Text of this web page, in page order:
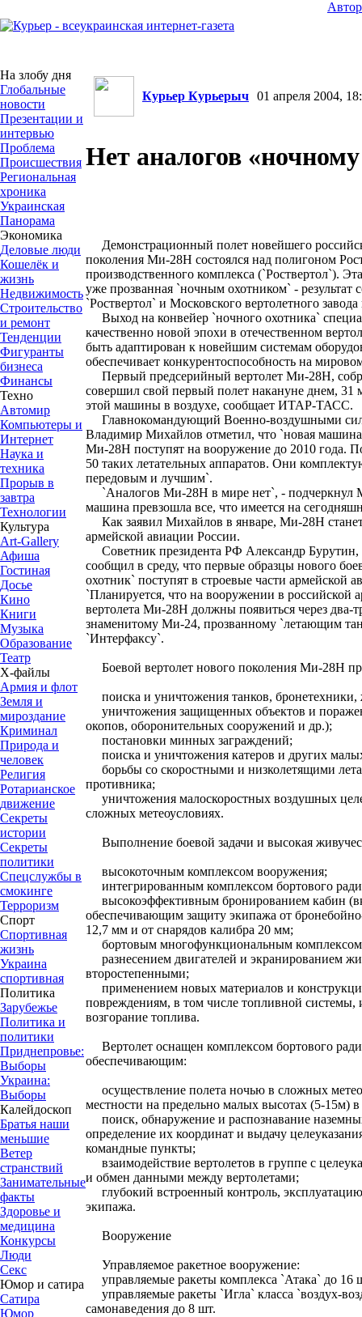
На злобу дня
Глобальные
новости
Презентации и
интервью
Проблема
Происшествия
Региональная
хроника
Украинская
Панорама
Экономика
Деловые люди
Кошелёк и
жизнь
Недвижимость
Строительство
и ремонт
Тенденции
Фигуранты
бизнеса
Финансы
Техно
Автомир
Компьютеры и
Интернет
Наука и
техника
Прорыв в
завтра
Технологии
Культура
Art-Gallery
Афиша
Гостиная
Досье
Кино
Книги
Музыка
Образование
Театр
Х-файлы
Армия и флот
Земля и
мироздание
Криминал
Природа и
человек
Религия
Ротарианское
движение
Секреты
истории
Секреты
политики
Спецслужбы в
смокинге
Терроризм
Спорт
Спортивная
жизнь
Украина
спортивная
Политика
Зарубежье
Политика и
политики
Приднепровье:
Выборы
Украина:
Выборы
Калейдоскоп
Братья наши
меньшие
Ветер
странствий
Занимательные
факты
Здоровье и
медицина
Конкурсы
Люди
Секс
Юмор и сатира
Сатира
Юмор
Курьер Курьерыч 01 апреля 2004,
Нет аналогов
Демонстрационный полет новейшего
поколения Ми-28Н состоялся над полигоном
производственного комплекса (`Роствертол`).
уже прозванная `ночным охотником` - результат
`Роствертол` и Московского вертолетного
Выход на конвейер `ночного охотника`
качественно новой эпохи в отечественном
быть адаптирован к новейшим системам
обеспечивает конкурентоспособность на
Первый предсерийный вертолет Ми-28Н,
совершил свой первый полет накануне днем, 31
этой машины в воздухе, сообщает ИТАР-ТАСС.
Главнокомандующий Военно-воздушными
Владимир Михайлов отметил, что `новая машина
Ми-28Н поступят на вооружение до 2010 года.
50 таких летательных аппаратов. Они
передовым и лучшим`.
`Аналогов Ми-28Н в мире нет`, - подчеркнул
машина превзошла все, что имеется на
Как заявил Михайлов в январе, Ми-28Н
армейской авиации России.
Советник президента РФ Александр
сообщил в среду, что первые образцы нового
охотник` поступят в строевые части армейской
`Планируется, что на вооружении в российской
вертолета Ми-28Н должны появиться через два-
знаменитому Ми-24, прозванному `летающим
`Интерфаксу`.
Боевой вертолет нового поколения Ми-28Н
поиска и уничтожения танков,
уничтожения защищенных объектов и
окопов, оборонительных сооружений и др.);
постановки минных заграждений;
поиска и уничтожения катеров и других
борьбы со скоростными и низколетящими
противника;
уничтожения малоскоростных воздушных
сложных метеоусловиях.
Выполнение боевой задачи и высокая
высокоточным комплексом вооружения;
интегрированным комплексом бортового
высокоэффективным бронированием кабин
обеспечивающим защиту экипажа от
12,7 мм и от снарядов калибра 20 мм;
бортовым многофункциональным комплексом
разнесением двигателей и экранированием
второстепенными;
применением новых материалов и
повреждениям, в том числе топливной
возгорание топлива.
Вертолет оснащен комплексом бортового
обеспечивающим:
осуществление полета ночью в сложных
местности на предельно малых высотах (5-15м)
поиск, обнаружение и распознавание
определение их координат и выдачу
командные пункты;
взаимодействие вертолетов в группе с
и обмен данными между вертолетами;
глубокий встроенный контроль,
экипажа.
Вооружение
Управляемое ракетное вооружение:
управляемые ракеты комплекса `Атака` до 16
управляемые ракеты `Игла` класса `воздух-
самонаведения до 8 шт.